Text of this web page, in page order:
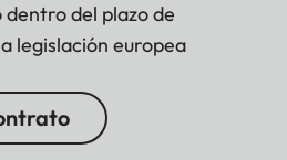
del plazo de
legislación europea